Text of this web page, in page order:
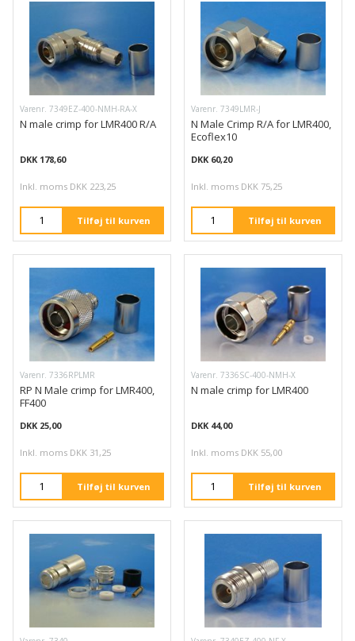
Varenr. 7349EZ-400-NMH-RA-X
N male crimp for LMR400 R/A
DKK 178,60
Inkl. moms DKK 223,25
Tilføj til kurven
Varenr. 7349LMR-J
N Male Crimp R/A for LMR400,
Ecoflex10
DKK 60,20
Inkl. moms DKK 75,25
Tilføj til kurven
Varenr. 7336RPLMR
RP N Male crimp for LMR400,
FF400
DKK 25,00
Inkl. moms DKK 31,25
Tilføj til kurven
Varenr. 7336SC-400-NMH-X
N male crimp for LMR400
DKK 44,00
Inkl. moms DKK 55,00
Tilføj til kurven